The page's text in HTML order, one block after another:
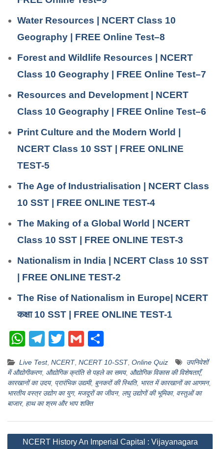
Water Resources | NCERT Class 10
Geography | FREE Online Test–8
Forest and Wildlife Resources | NCERT
Class 10 Geography | FREE Online Test–7
Resources and Development | NCERT
Class 10 Geography | FREE Online Test–6
Print Culture and the Modern World |
NCERT Class 10 SST | FREE ONLINE
TEST-5
The Age of Industrialisation | NCERT Class
10 SST | FREE ONLINE TEST-4
The Making of a Global World | NCERT
Class 10 SST | FREE ONLINE TEST-3
Nationalism in India | NCERT Class 10 SST
| FREE ONLINE TEST-2
The Rise of Nationalism in Europe| NCERT
कक्षा 10 SST | FREE ONLINE TEST-1
W
at
s
A
p
p
T
e
gr
a
m
T
tt
er
G
ail ar
e
Live Test, NCERT, NCERT 10-SST, Online Quiz
उपनिवेशों
में औद्योगीकरण, औद्योगिक क्रांति से पहले का समय, औद्योगिक विकास की विशेषताएँ,
कारखानों का उदय, प्रारंभिक उद्यमी, बुनकरों की स्थिति, भारत में कारखानों का आगमन,
भारतीय वस्त्र उद्योग का युग, मजदूरों का जीवन, लघु उद्योगों की भूमिका, वस्तुओं का
बाजार, हाथ का श्रम और भाप शक्ति
PostNCERT History An Imperial Capital : Vijayanagara